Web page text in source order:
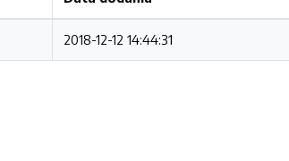
2018-12-12 14:44:31